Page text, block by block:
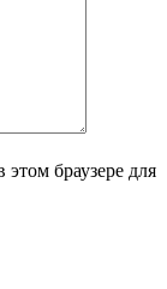
браузере для